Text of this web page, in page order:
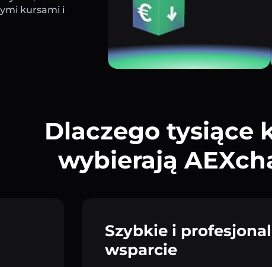
kursami i
Dlaczego tysiące
wybierają
Szybkie i
wsparcie